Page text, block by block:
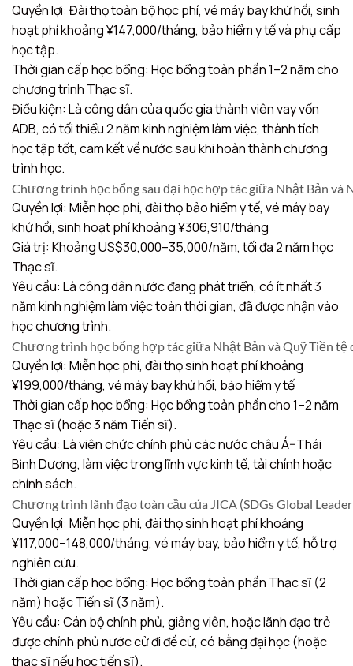
Quyền lợi: Đài thọ toàn bộ học phí, vé máy bay khứ hồi, sinh
hoạt phí khoảng ¥147,000/tháng, bảo hiểm y tế và phụ cấp
học tập.
Thời gian cấp học bổng: Học bổng toàn phần 1–2 năm cho
chương trình Thạc sĩ.
Điều kiện: Là công dân của quốc gia thành viên vay vốn
ADB, có tối thiểu 2 năm kinh nghiệm làm việc, thành tích
học tập tốt, cam kết về nước sau khi hoàn thành chương
trình học.
Chương trình học bổng sau đại học hợp tác giữa Nhật Bản và
Quyền lợi: Miễn học phí, đài thọ bảo hiểm y tế, vé máy bay
khứ hồi, sinh hoạt phí khoảng ¥306,910/tháng
Giá trị: Khoảng US$30,000–35,000/năm, tối đa 2 năm học
Thạc sĩ.
Yêu cầu: Là công dân nước đang phát triển, có ít nhất 3
năm kinh nghiệm làm việc toàn thời gian, đã được nhận vào
học chương trình.
Chương trình học bổng hợp tác giữa Nhật Bản và Quỹ Tiền tệ
Quyền lợi: Miễn học phí, đài thọ sinh hoạt phí khoảng
¥199,000/tháng, vé máy bay khứ hồi, bảo hiểm y tế
Thời gian cấp học bổng: Học bổng toàn phần cho 1–2 năm
Thạc sĩ (hoặc 3 năm Tiến sĩ).
Yêu cầu: Là viên chức chính phủ các nước châu Á–Thái
Bình Dương, làm việc trong lĩnh vực kinh tế, tài chính hoặc
chính sách.
Chương trình lãnh đạo toàn cầu của JICA (SDGs Global
Quyền lợi: Miễn học phí, đài thọ sinh hoạt phí khoảng
¥117,000–148,000/tháng, vé máy bay, bảo hiểm y tế, hỗ trợ
nghiên cứu.
Thời gian cấp học bổng: Học bổng toàn phần Thạc sĩ (2
năm) hoặc Tiến sĩ (3 năm).
Yêu cầu: Cán bộ chính phủ, giảng viên, hoặc lãnh đạo trẻ
được chính phủ nước cử đi đề cử, có bằng đại học (hoặc
thạc sĩ nếu học tiến sĩ).